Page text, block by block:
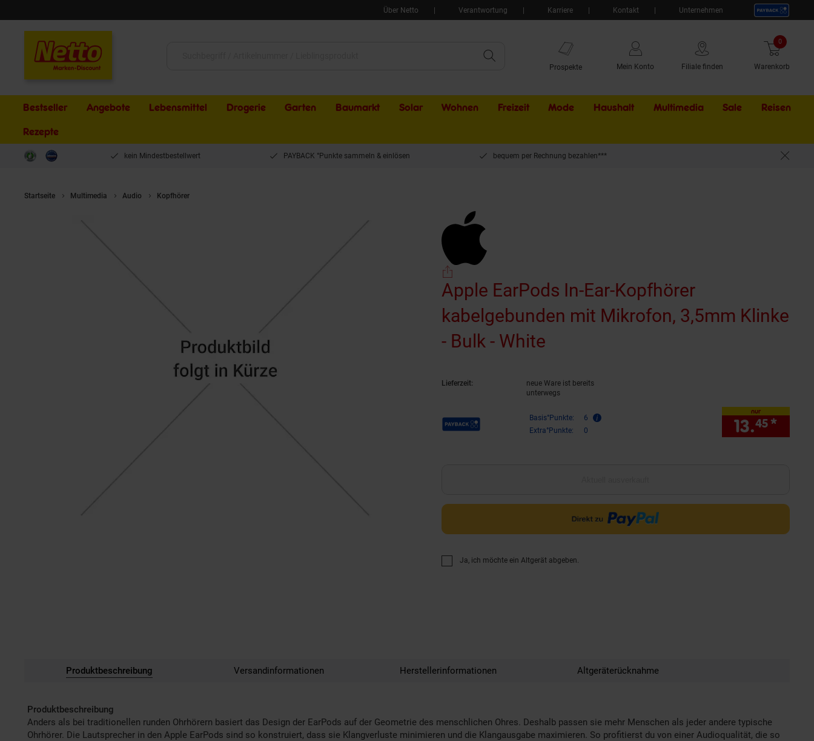
Über Netto Verantwortung Karriere Kontakt Unternehmen
Prospekte Mein Konto Filiale finden Warenkorb
0 Artikel
Bestseller Angebote Lebensmittel Drogerie Garten Baumarkt Solar Wohnen Freizeit Mode Haushalt Multimedia Sale Externer
Reisen
Rezepte
kein Mindestbestellwert PAYBACK °Punkte sammeln & einlösen bequem per Rechnung bezahlen***
Startseite Multimedia Audio Kopfhörer
Apple EarPods In-Ear-Kopfhörer
kabelgebunden mit Mikrofon, 3,5mm Klinke
- Bulk - White
Lieferzeit:
neue Ware ist bereits
unterwegs
Payback Punkte Basis°Punkte:
6
Extra°Punkte:
0
nur
13.45 *
Ja, ich möchte ein Altgerät abgeben.
Produktbeschreibung Versandinformationen Herstellerinformationen Altgeräterücknahme
Produktbeschreibung
Anders als bei traditionellen runden Ohrhörern basiert das Design der EarPods auf der Geometrie des menschlichen Ohres. Deshalb passen sie mehr Menschen als jeder andere typische
Ohrhörer. Die Lautsprecher in den Apple EarPods sind so konstruiert, dass sie Klangverluste minimieren und die Klangausgabe maximieren. So profitierst du von einer Audioqualität, die so